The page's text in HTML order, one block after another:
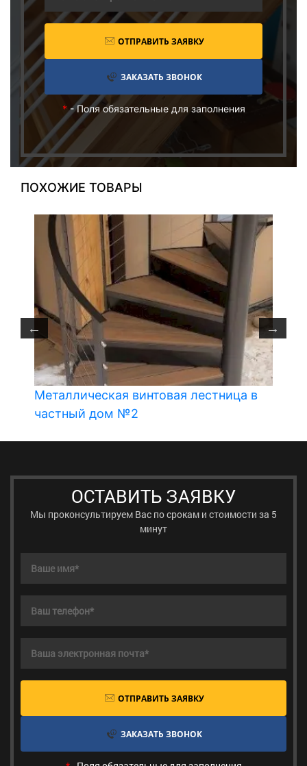
ОТПРАВИТЬ ЗАЯВКУ
ЗАКАЗАТЬ ЗВОНОК
*- Поля обязательные для заполнения
ПОХОЖИЕ ТОВАРЫ
Металлическая винтовая лестница в
частный дом №2
ОСТАВИТЬ ЗАЯВКУ
Мы проконсультируем Вас по срокам и стоимости за 5
минут
ОТПРАВИТЬ ЗАЯВКУ
ЗАКАЗАТЬ ЗВОНОК